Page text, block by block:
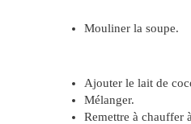
Mouliner la soupe.
Ajouter le lait de
Mélanger.
Remettre à chauffer